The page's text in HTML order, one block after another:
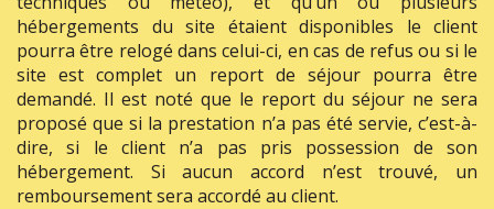
hébergements du site étaient disponibles le client
pourra être relogé dans celui-ci, en cas de refus ou si le
site est complet un report de séjour pourra être
demandé. Il est noté que le report du séjour ne sera
proposé que si la prestation n’a pas été servie, c’est-à-
dire, si le client n’a pas pris possession de son
hébergement. Si aucun accord n’est trouvé, un
remboursement sera accordé au client.